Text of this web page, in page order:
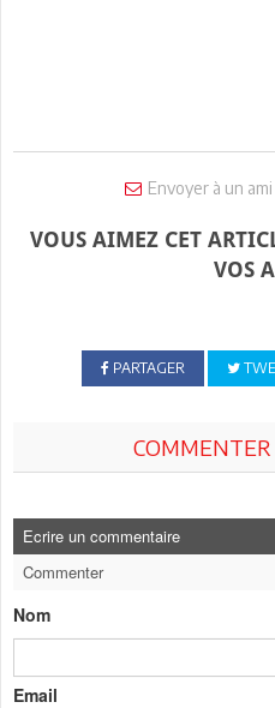
Envoyer à un ami
VOUS AIMEZ CET
VOS
PARTAGER
COMMENTER
Ecrire un commentaire
Commenter
Nom
Email